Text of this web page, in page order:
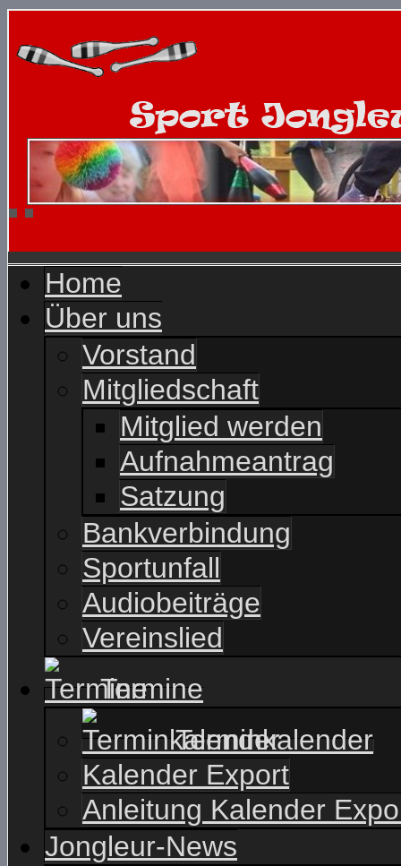
Home
Über uns
Vorstand
Mitgliedschaft
Mitglied werden
Aufnahmeantrag
Satzung
Bankverbindung
Sportunfall
Audiobeiträge
Vereinslied
Termine
Terminkalender
Kalender Export
Anleitung Kalender
Jongleur-News